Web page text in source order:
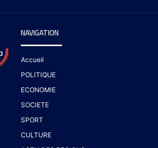
NAVIGATION
Accueil
POLITIQUE
ECONOMIE
SOCIETE
SPORT
CULTURE